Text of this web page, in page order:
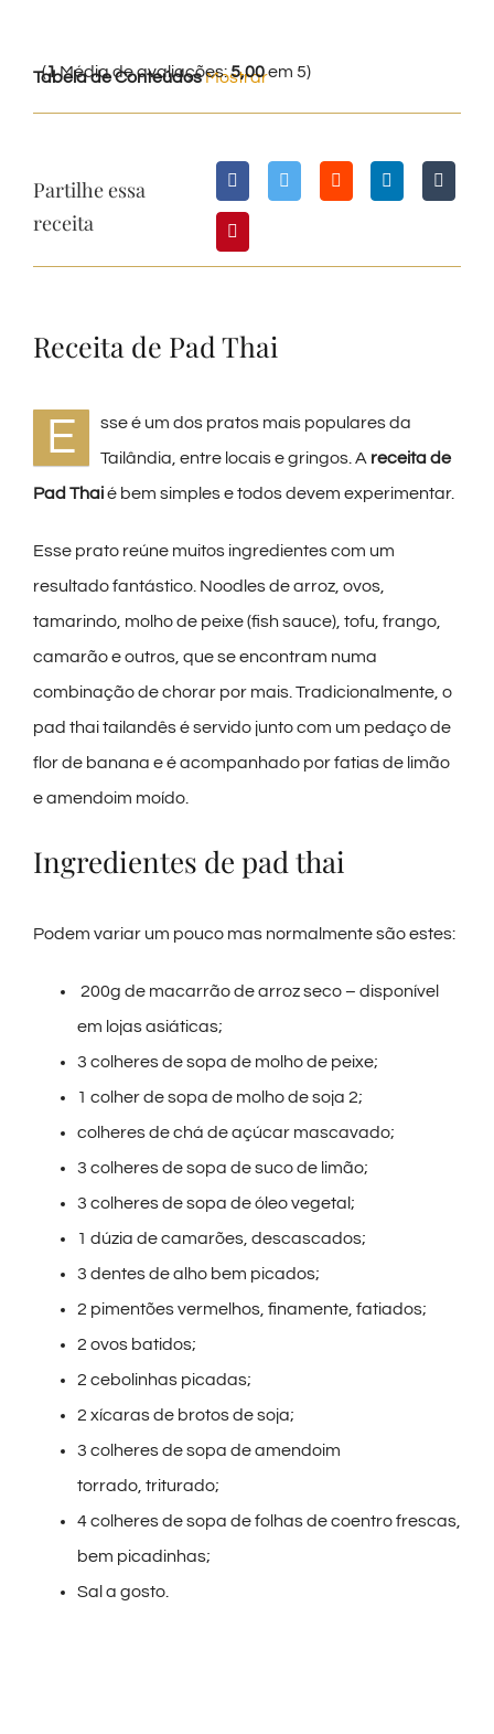
Tabela de ConteúdosMostrar
(1Média de avaliações:5,00em 5)
Partilhe essa
receita
Receita de Pad Thai
E
sse é um dos pratos mais populares da
Tailândia, entre locais e gringos. A receita de
Pad Thaié bem simples e todos devem experimentar.
Esse prato reúne muitos ingredientes com um
resultado fantástico. Noodles de arroz, ovos,
tamarindo, molho de peixe (fish sauce), tofu, frango,
camarão e outros, que se encontram numa
combinação de chorar por mais. Tradicionalmente, o
pad thai tailandês é servido junto com um pedaço de
flor de banana e é acompanhado por fatias de limão
e amendoim moído.
Ingredientes de pad thai
Podem variar um pouco mas normalmente são estes:
200g de macarrão de arroz seco – disponível
em lojas asiáticas;
3 colheres de sopa de molho de peixe;
1 colher de sopa de molho de soja 2;
colheres de chá de açúcar mascavado;
3 colheres de sopa de suco de limão;
3 colheres de sopa de óleo vegetal;
1 dúzia de camarões, descascados;
3 dentes de alho bem picados;
2 pimentões vermelhos, finamente, fatiados;
2 ovos batidos;
2 cebolinhas picadas;
2 xícaras de brotos de soja;
3 colheres de sopa de amendoim
torrado, triturado;
4 colheres de sopa de folhas de coentro frescas,
bem picadinhas;
Sal a gosto.